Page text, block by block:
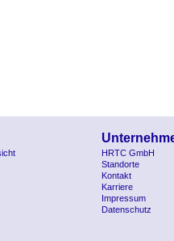
HRTC GmbH
Standorte
Kontakt
Karriere
Impressum
Datenschutz